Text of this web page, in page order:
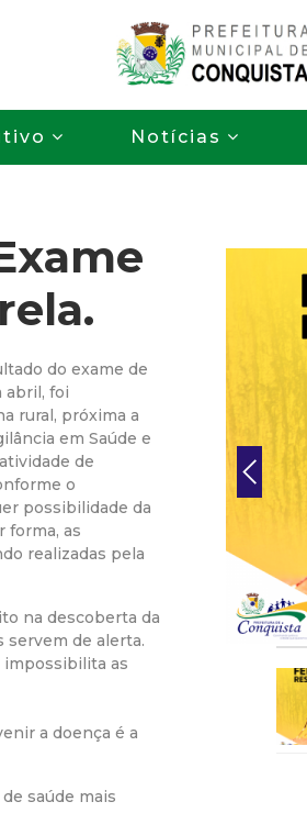
para
o
conteúdo
principal
P
r
f
e
i
t
u
r
M
n
i
Notícias
do exame de
abril, foi
rural, próxima a
em Saúde e
de
o
possibilidade da
forma, as
realizadas pela
na descoberta da
servem de alerta.
impossibilita as
a doença é a
saúde mais